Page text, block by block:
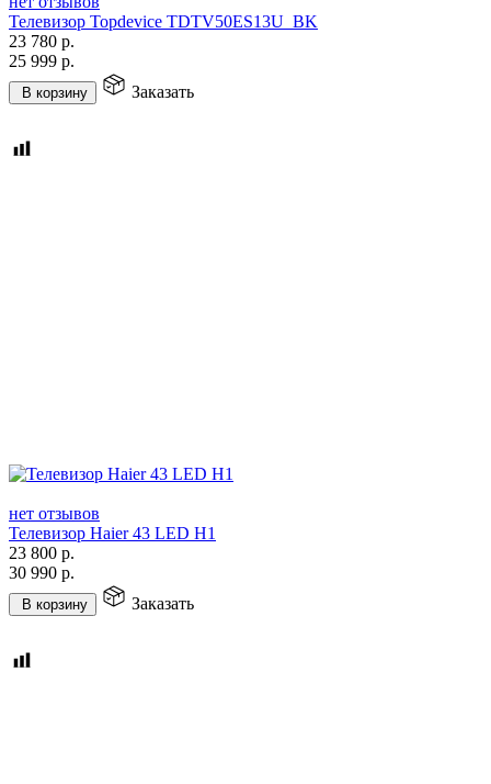
Телевизор Topdevice TDTV50ES13U_BK
23 780 р.
25 999 р.
В корзину Заказать
нет отзывов
Телевизор Haier 43 LED H1
23 800 р.
30 990 р.
В корзину Заказать